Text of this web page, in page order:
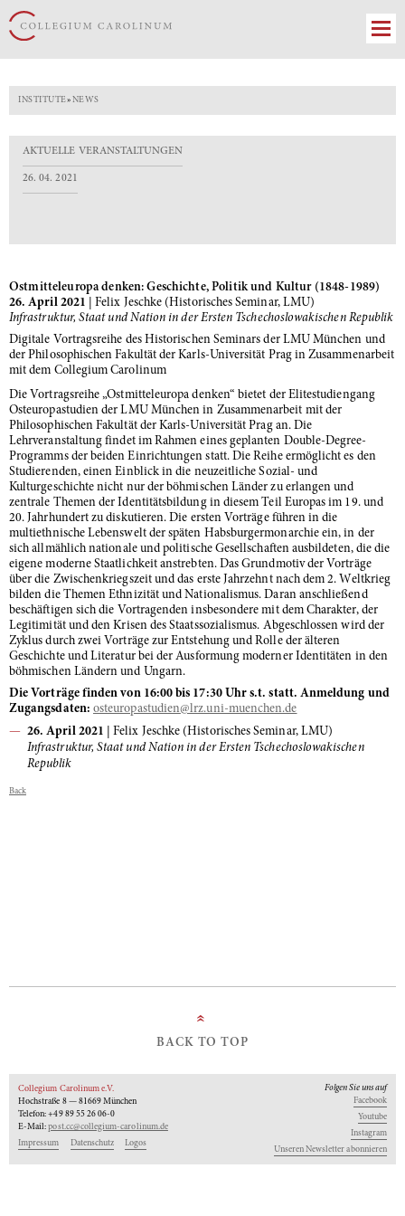
INSTITUTE» NEWS
AKTUELLE VERANSTALTUNGEN
26. 04. 2021
Ostmitteleuropa denken: Geschichte, Politik und Kultur (1848-1989)
26. April 2021 | Felix Jeschke (Historisches Seminar, LMU)
Infrastruktur, Staat und Nation in der Ersten Tschechoslowakischen Republik
Digitale Vortragsreihe des Historischen Seminars der LMU München und
der Philosophischen Fakultät der Karls-Universität Prag in Zusammenarbeit
mit dem Collegium Carolinum
Die Vortragsreihe „Ostmitteleuropa denken“ bietet der Elitestudiengang
Osteuropastudien der LMU München in Zusammenarbeit mit der
Philosophischen Fakultät der Karls-Universität Prag an. Die
Lehrveranstaltung findet im Rahmen eines geplanten Double-Degree-
Programms der beiden Einrichtungen statt. Die Reihe ermöglicht es den
Studierenden, einen Einblick in die neuzeitliche Sozial- und
Kulturgeschichte nicht nur der böhmischen Länder zu erlangen und
zentrale Themen der Identitätsbildung in diesem Teil Europas im 19. und
20. Jahrhundert zu diskutieren. Die ersten Vorträge führen in die
multiethnische Lebenswelt der späten Habsburgermonarchie ein, in der
sich allmählich nationale und politische Gesellschaften ausbildeten, die die
eigene moderne Staatlichkeit anstrebten. Das Grundmotiv der Vorträge
über die Zwischenkriegszeit und das erste Jahrzehnt nach dem 2. Weltkrieg
bilden die Themen Ethnizität und Nationalismus. Daran anschließend
beschäftigen sich die Vortragenden insbesondere mit dem Charakter, der
Legitimität und den Krisen des Staatssozialismus. Abgeschlossen wird der
Zyklus durch zwei Vorträge zur Entstehung und Rolle der älteren
Geschichte und Literatur bei der Ausformung moderner Identitäten in den
böhmischen Ländern und Ungarn.
Die Vorträge finden von 16:00 bis 17:30 Uhr s.t. statt. Anmeldung und
Zugangsdaten: osteuropastudien@lrz.uni-muenchen.de
26. April 2021 | Felix Jeschke (Historisches Seminar, LMU)
Infrastruktur, Staat und Nation in der Ersten Tschechoslowakischen
Republik
Back
»
BACK TO TOP
Collegium Carolinum e.V.
Hochstraße 8 — 81669 München
Telefon: +49 89 55 26 06-0
E-Mail:post.cc@collegium-carolinum.de
Impressum
Datenschutz Logos
Folgen Sie uns auf
Facebook
Youtube
Instagram
Unseren Newsletter abonnieren